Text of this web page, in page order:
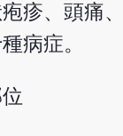
疹、頭痛
病症。